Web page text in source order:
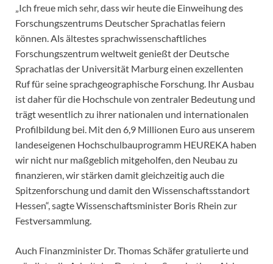
„Ich freue mich sehr, dass wir heute die Einweihung des
Forschungszentrums Deutscher Sprachatlas feiern
können. Als ältestes sprachwissenschaftliches
Forschungszentrum weltweit genießt der Deutsche
Sprachatlas der Universität Marburg einen exzellenten
Ruf für seine sprachgeographische Forschung. Ihr Ausbau
ist daher für die Hochschule von zentraler Bedeutung und
trägt wesentlich zu ihrer nationalen und internationalen
Profilbildung bei. Mit den 6,9 Millionen Euro aus unserem
landeseigenen Hochschulbauprogramm HEUREKA haben
wir nicht nur maßgeblich mitgeholfen, den Neubau zu
finanzieren, wir stärken damit gleichzeitig auch die
Spitzenforschung und damit den Wissenschaftsstandort
Hessen“, sagte Wissenschaftsminister Boris Rhein zur
Festversammlung.
Auch Finanzminister Dr. Thomas Schäfer gratulierte und